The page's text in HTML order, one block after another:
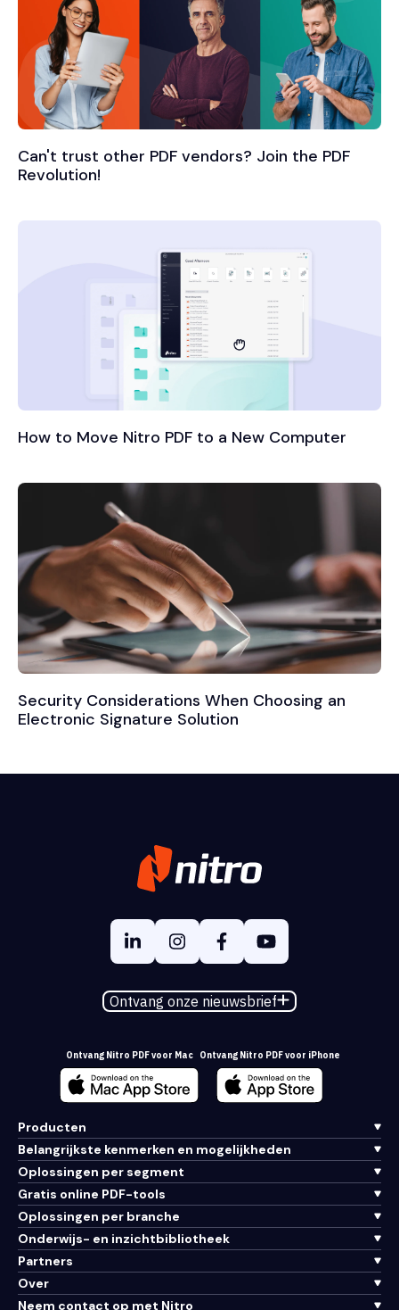
Can't trust other PDF vendors? Join the PDF
Revolution!
How to Move Nitro PDF to a New Computer
Security Considerations When Choosing an
Electronic Signature Solution
Ontvang onze nieuwsbrief
Ontvang Nitro PDF voor Mac Ontvang Nitro PDF voor iPhone
Producten
Belangrijkste kenmerken en mogelijkheden
Oplossingen per segment
Gratis online PDF-tools
Oplossingen per branche
Onderwijs- en inzichtbibliotheek
Partners
Over
Neem contact op met Nitro